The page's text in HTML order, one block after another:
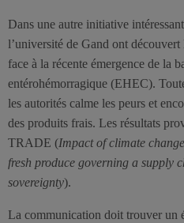
Dans une autre initiative
l’université de Gand ont
face à la récente émergence de la
entérohémorragique (EHEC).
les autorités calme les peurs et
des produits frais. Les résultats
TRADE (Impact of climate
fresh produce governing a supply
sovereignty).
La communication doit trouver un